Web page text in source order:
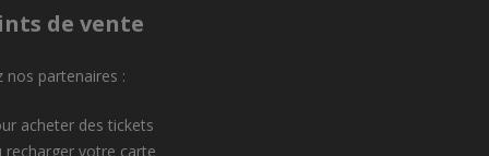
de vente
nos partenaires :
acheter des tickets
recharger votre carte